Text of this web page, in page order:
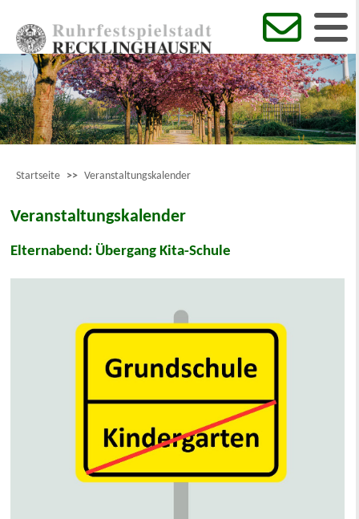
Startseite >> Veranstaltungskalender
Veranstaltungskalender
Elternabend: Übergang Kita-Schule